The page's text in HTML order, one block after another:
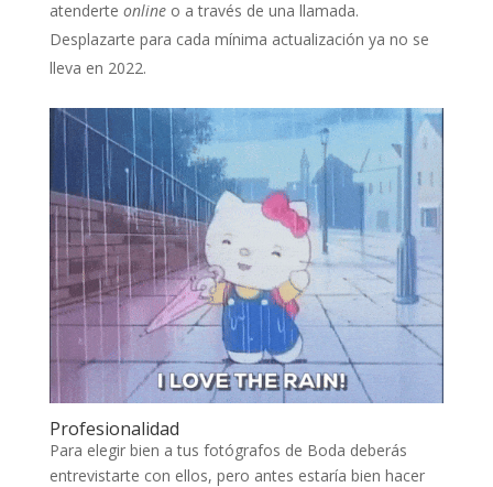
atenderte onlineo a través de una llamada.
Desplazarte para cada mínima actualización ya no se
lleva en 2022.
Profesionalidad
Para elegir bien a tus fotógrafos de Boda deberás
entrevistarte con ellos, pero antes estaría bien hacer